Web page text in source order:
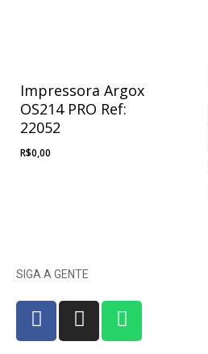
Impressora Argox
OS214 PRO Ref:
22052
R$0,00
SIGA A GENTE